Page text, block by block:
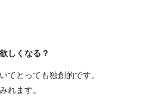
しくなる？
てとっても独創的です。
れます。